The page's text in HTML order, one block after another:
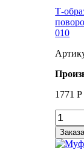
Т-
010
1771 Р